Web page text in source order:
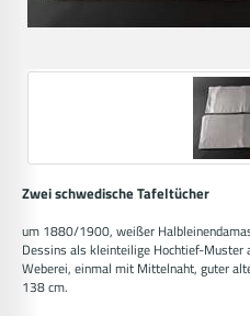
Zwei schwedische Tafeltücher
um 1880/1900, weißer
Dessins als kleinteilige Hochtief-Muster
Weberei, einmal mit Mittelnaht, guter
138 cm.